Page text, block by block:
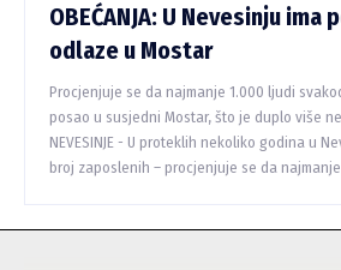
OBEĆANJA: U Nevesinju
odlaze u Mostar
Procjenjuje se da najmanje 1.000 ljudi
posao u susjedni Mostar, što je duplo više
NEVESINJE - U proteklih nekoliko godina u
broj zaposlenih – procjenjuje se da najmanje